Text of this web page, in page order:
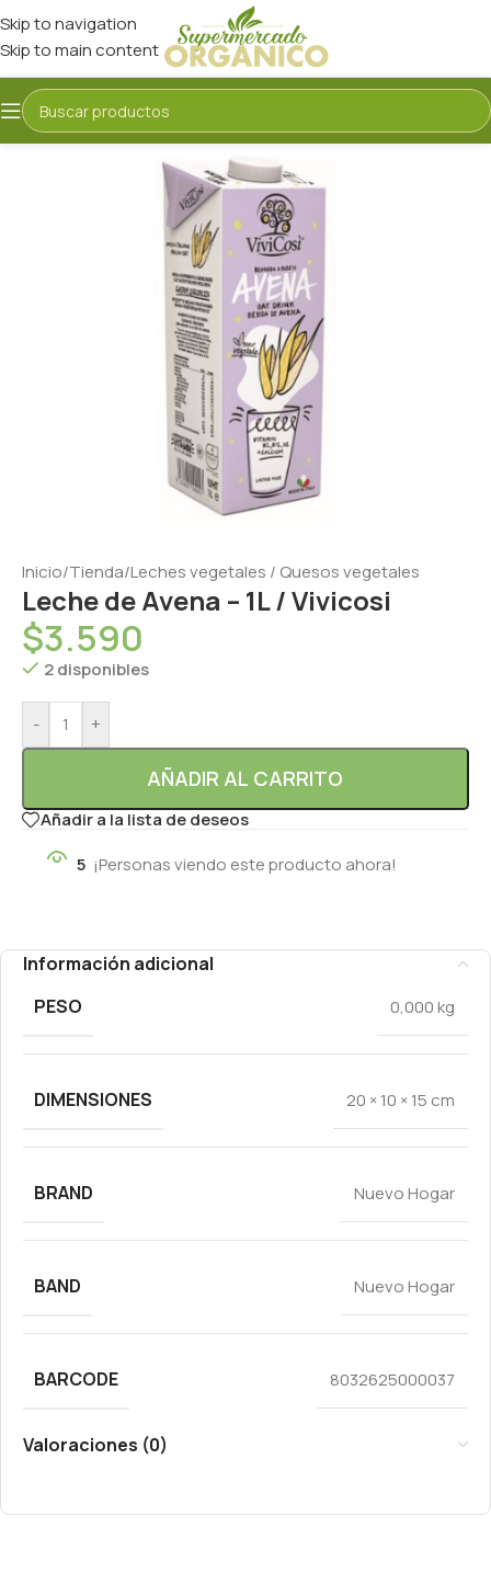
Skip to navigation
Skip to main content
Inicio/Tienda/Leches vegetales / Quesos vegetales
Leche de Avena – 1L / Vivicosi
$3.590
2 disponibles
- +
AÑADIR AL CARRITO
Añadir a la lista de deseos
5 ¡Personas viendo este producto ahora!
Información adicional
PESO
0,000 kg
DIMENSIONES 20 × 10 × 15 cm
BRAND Nuevo Hogar
BAND Nuevo Hogar
BARCODE 8032625000037
Valoraciones (0)